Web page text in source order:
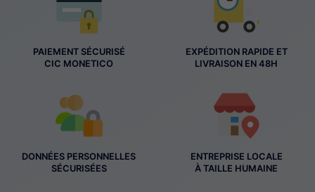
PAIEMENT SÉCURISÉ
CIC MONETICO
EXPÉDITION RAPIDE ET
LIVRAISON EN 48H
DONNÉES PERSONNELLES
SÉCURISÉES
ENTREPRISE LOCALE
À TAILLE HUMAINE